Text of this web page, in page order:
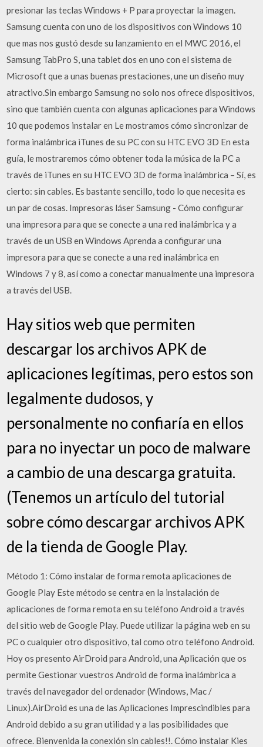
presionar las teclas Windows + P para proyectar la imagen.
Samsung cuenta con uno de los dispositivos con Windows 10
que mas nos gustó desde su lanzamiento en el MWC 2016, el
Samsung TabPro S, una tablet dos en uno con el sistema de
Microsoft que a unas buenas prestaciones, une un diseño muy
atractivo.Sin embargo Samsung no solo nos ofrece dispositivos,
sino que también cuenta con algunas aplicaciones para Windows
10 que podemos instalar en Le mostramos cómo sincronizar de
forma inalámbrica iTunes de su PC con su HTC EVO 3D En esta
guía, le mostraremos cómo obtener toda la música de la PC a
través de iTunes en su HTC EVO 3D de forma inalámbrica – Sí, es
cierto: sin cables. Es bastante sencillo, todo lo que necesita es
un par de cosas. Impresoras láser Samsung - Cómo configurar
una impresora para que se conecte a una red inalámbrica y a
través de un USB en Windows Aprenda a configurar una
impresora para que se conecte a una red inalámbrica en
Windows 7 y 8, así como a conectar manualmente una impresora
a través del USB.
Hay sitios web que permiten
descargar los archivos APK de
aplicaciones legítimas, pero estos son
legalmente dudosos, y
personalmente no confiaría en ellos
para no inyectar un poco de malware
a cambio de una descarga gratuita.
(Tenemos un artículo del tutorial
sobre cómo descargar archivos APK
de la tienda de Google Play.
Método 1: Cómo instalar de forma remota aplicaciones de
Google Play Este método se centra en la instalación de
aplicaciones de forma remota en su teléfono Android a través
del sitio web de Google Play. Puede utilizar la página web en su
PC o cualquier otro dispositivo, tal como otro teléfono Android.
Hoy os presento AirDroid para Android, una Aplicación que os
permite Gestionar vuestros Android de forma inalámbrica a
través del navegador del ordenador (Windows, Mac /
Linux).AirDroid es una de las Aplicaciones Imprescindibles para
Android debido a su gran utilidad y a las posibilidades que
ofrece. Bienvenida la conexión sin cables!!. Cómo instalar Kies